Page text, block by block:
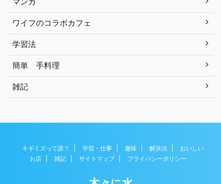
ワイフのコラボカフェ
学習法
簡単 手料理
雑記
キギミズって誰？ 学習・仕事 趣味 解決法
おいしい
お店
雑記 サイトマップ プライバシーポリシー